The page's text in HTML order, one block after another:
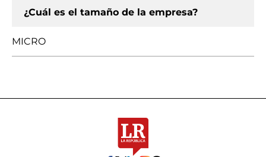
¿Cuál es el tamaño de la empresa?
MICRO